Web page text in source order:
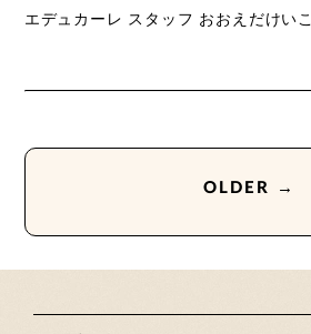
エデュカーレ スタッフ おおえだけいこ
OLDER →